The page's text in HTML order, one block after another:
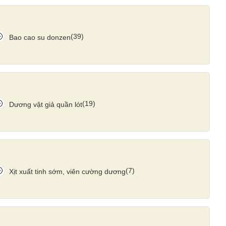
Bao cao su donzen(39)
Dương vật giả quần lót(19)
Xịt xuất tinh sớm, viên cường dương(7)